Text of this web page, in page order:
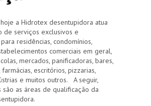
a Hidrotex desentupidora atua
de serviços exclusivos e
residências, condomínios,
comerciais em geral,
mercados, panificadoras, bares,
escritórios, pizzarias,
e muitos outros. A seguir,
são as áreas de qualificação da